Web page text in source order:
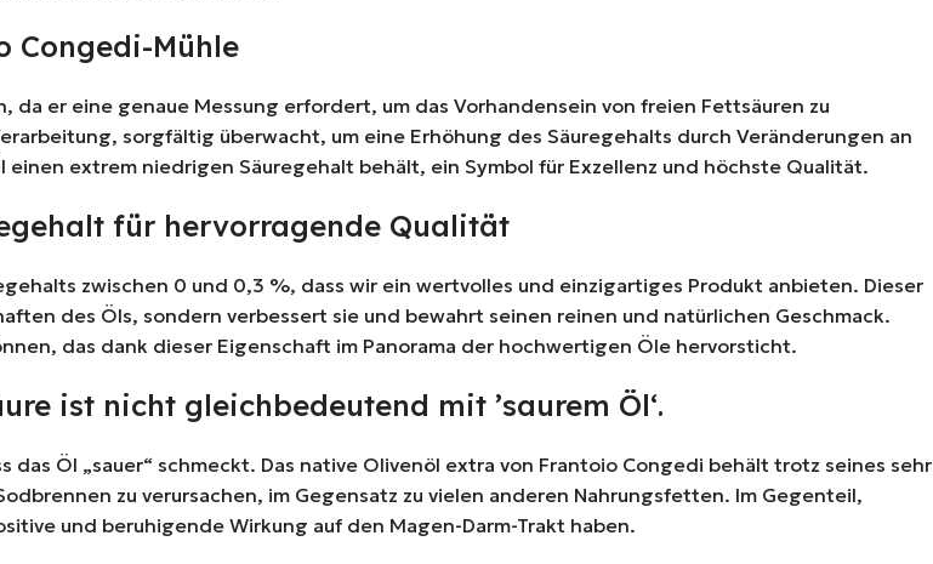
Congedi-Mühle
da er eine genaue Messung erfordert, um das Vorhandensein von freien Fettsäuren zu
sorgfältig überwacht, um eine Erhöhung des Säuregehalts durch Veränderungen an
extrem niedrigen Säuregehalt behält, ein Symbol für Exzellenz und höchste Qualität.
für hervorragende Qualität
zwischen 0 und 0,3 %, dass wir ein wertvolles und einzigartiges Produkt anbieten. Dieser
des Öls, sondern verbessert sie und bewahrt seinen reinen und natürlichen Geschmack.
das dank dieser Eigenschaft im Panorama der hochwertigen Öle hervorsticht.
ist nicht gleichbedeutend mit ’saurem Öl‘.
Öl „sauer“ schmeckt. Das native Olivenöl extra von Frantoio Congedi behält trotz seines sehr
zu verursachen, im Gegensatz zu vielen anderen Nahrungsfetten. Im Gegenteil,
und beruhigende Wirkung auf den Magen-Darm-Trakt haben.